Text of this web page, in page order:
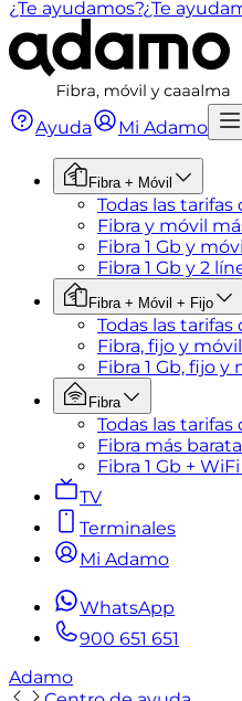
¿Te ayudamos?¿Te
Ayuda Mi Adamo
Fibra + Móvil
Todas las
Fibra y móvil
Fibra 1 Gb y
Fibra 1 Gb y 2
Fibra + Móvil + Fijo
Todas las
Fibra, fijo y
Fibra 1 Gb, fijo
Fibra
Todas las tarifas
Fibra más barata
Fibra 1 Gb +
TV
Terminales
Mi Adamo
WhatsApp
900 651 651
Adamo